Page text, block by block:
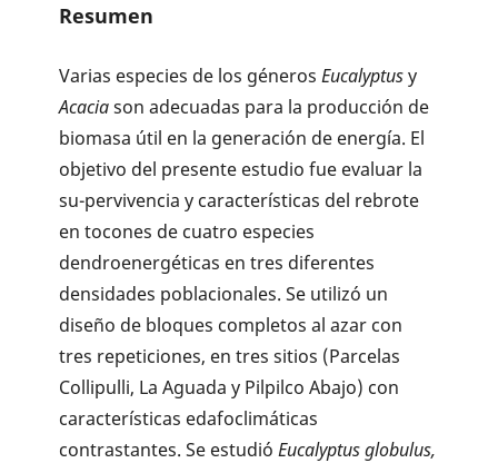
Resumen
Varias especies de los génerosEucalyptusy
Acaciason adecuadas para la producción de
biomasa útil en la generación de energía. El
objetivo del presente estudio fue evaluar la
su-pervivencia y características del rebrote
en tocones de cuatro especies
dendroenergéticas en tres diferentes
densidades poblacionales. Se utilizó un
diseño de bloques completos al azar con
tres repeticiones, en tres sitios (Parcelas
Collipulli, La Aguada y Pilpilco Abajo) con
características edafoclimáticas
contrastantes. Se estudióEucalyptus globulus,